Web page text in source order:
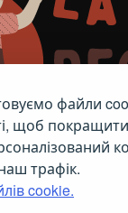
файли
щоб
трафік.
cookie.